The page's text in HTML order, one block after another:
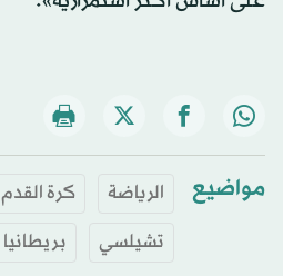
مواضيع الرياضة كرة القدم
تشيلسي
بريطانيا